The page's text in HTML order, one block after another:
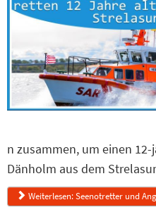
n zusammen, um einen
Dänholm aus dem
Weiterlesen: Seenotretter und